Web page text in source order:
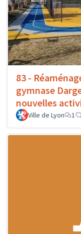
83 -
gymnase
nouvelles
Ville de Lyon 1